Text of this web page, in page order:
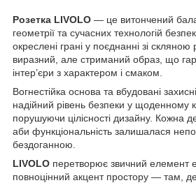
Розетка LIVOLO — це витончений
геометрії та сучасних технологій
окреслені грані у поєднанні зі
виразний, але стриманий образ, що
інтер’єри з характером і смаком.
Вогнестійка основа та вбудовані
надійний рівень безпеки у щоденному
порушуючи цілісності дизайну. Кожна
аби функціональність залишалася
бездоганною.
LIVOLO перетворює звичний елемент
повноцінний акцент простору — там, де